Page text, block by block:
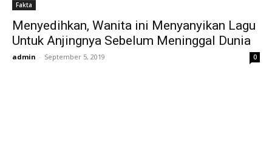
Fakta
Menyedihkan, Wanita ini Menyanyikan Lagu
Untuk Anjingnya Sebelum Meninggal Dunia
admin - September 5, 2019 0